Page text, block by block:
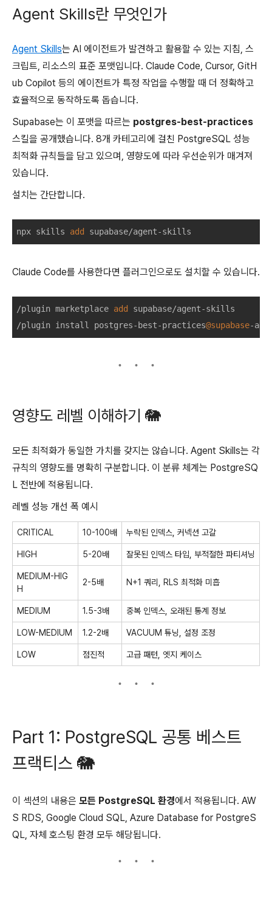
Agent Skills란 무엇인가
Agent Skills는 AI 에이전트가 발견하고 활용할 수 있는 지침, 스
크립트, 리소스의 표준 포맷입니다. Claude Code, Cursor, GitH
ub Copilot 등의 에이전트가 특정 작업을 수행할 때 더 정확하고
효율적으로 동작하도록 돕습니다.
Supabase는 이 포맷을 따르는 postgres-best-practices
스킬을 공개했습니다. 8개 카테고리에 걸친 PostgreSQL 성능
최적화 규칙들을 담고 있으며, 영향도에 따라 우선순위가 매겨져
있습니다.
설치는 간단합니다.
npx skills add
Claude Code를 사용한다면 플러그인으로도 설치할 수 있습니다.
/plugin marketplace add supabase/agent-
/plugin install postgres- best-practices@supabase-
영향도 레벨 이해하기 🐘
모든 최적화가 동일한 가치를 갖지는 않습니다. Agent Skills는 각
규칙의 영향도를 명확히 구분합니다. 이 분류 체계는 PostgreSQ
L 전반에 적용됩니다.
레벨 성능 개선 폭 예시
CRITICAL 10-100배 누락된 인덱스, 커넥션 고갈
HIGH 5-20배 잘못된 인덱스 타입, 부적절한 파티셔닝
MEDIUM-HIG
H
2-5배 N+1 쿼리, RLS 최적화 미흡
MEDIUM 1.5-3배 중복 인덱스, 오래된 통계 정보
LOW-MEDIUM 1.2-2배 VACUUM 튜닝, 설정 조정
LOW 점진적 고급 패턴, 엣지 케이스
Part 1: PostgreSQL 공통 베스트
프랙티스 🐘
이 섹션의 내용은 모든 PostgreSQL 환경에서 적용됩니다. AW
S RDS, Google Cloud SQL, Azure Database for PostgreS
QL, 자체 호스팅 환경 모두 해당됩니다.